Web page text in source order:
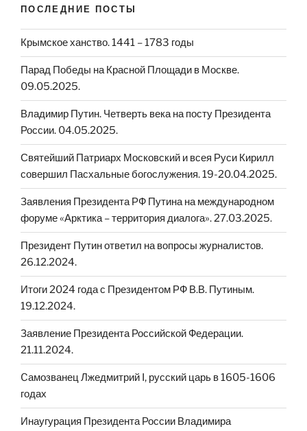
ПОСЛЕДНИЕ ПОСТЫ
Крымское ханство. 1441 – 1783 годы
Парад Победы на Красной Площади в Москве.
09.05.2025.
Владимир Путин. Четверть века на посту Президента
России. 04.05.2025.
Святейший Патриарх Московский и всея Руси Кирилл
совершил Пасхальные богослужения. 19-20.04.2025.
Заявления Президента РФ Путина на международном
форуме «Арктика – территория диалога». 27.03.2025.
Президент Путин ответил на вопросы журналистов.
26.12.2024.
Итоги 2024 года с Президентом РФ В.В. Путиным.
19.12.2024.
Заявление Президента Российской Федерации.
21.11.2024.
Cамозванец Лжедмитрий I, русский царь в 1605-1606
годах
Инаугурация Президента России Владимира